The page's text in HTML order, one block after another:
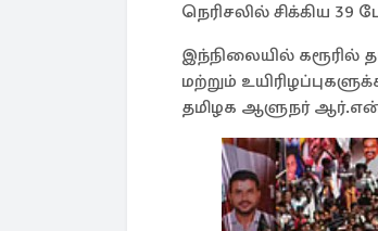
நெரிசலில் சிக்கிய 39
இந்நிலையில் கரூரில்
மற்றும்
தமிழக ஆளுநர்